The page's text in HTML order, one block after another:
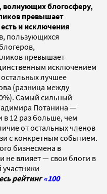
волнующих блогосферу,
превышает
и исключения
пользующихся
превышает
исключением
лучшее
(разница между
Самый сильный
Потанина —
в 12 раз больше, чем
от остальных членов
с конкретным событием.
бизнесмена в
не влияет — свои блоги в
рейтинг«100